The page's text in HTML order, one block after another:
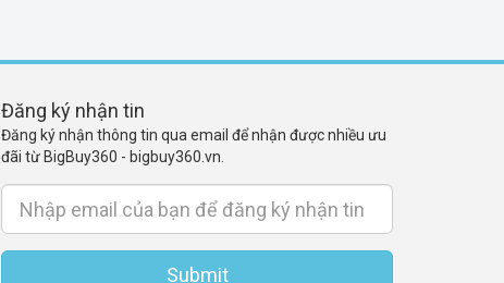
Đăng ký nhận tin
Đăng ký nhận thông tin qua email để nhận được nhiều ưu
đãi từ BigBuy360 - bigbuy360.vn.
Submit